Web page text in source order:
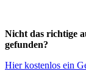
Nicht das richtige
gefunden?
Hier kostenlos ein